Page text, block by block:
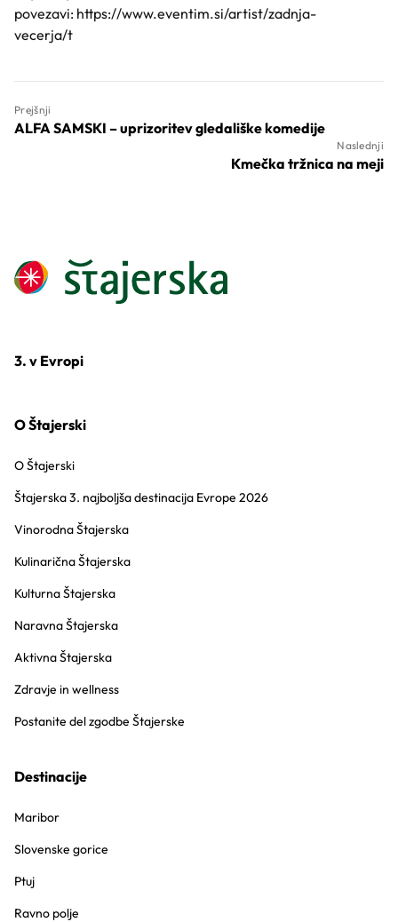
povezavi: https://www.eventim.si/artist/zadnja-
vecerja/t
Prejšnji
ALFA SAMSKI – uprizoritev gledališke komedije
Naslednji
Kmečka tržnica na meji
3. v Evropi
O Štajerski
O Štajerski
Štajerska 3. najboljša destinacija Evrope 2026
Vinorodna Štajerska
Kulinarična Štajerska
Kulturna Štajerska
Naravna Štajerska
Aktivna Štajerska
Zdravje in wellness
Postanite del zgodbe Štajerske
Destinacije
Maribor
Slovenske gorice
Ptuj
Ravno polje